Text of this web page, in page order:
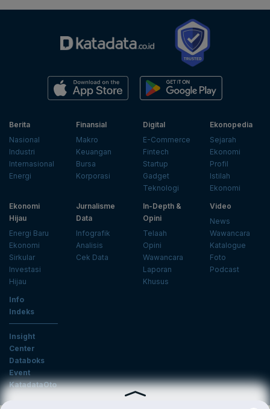
Berita
Nasional
Industri
Internasional
Energi
Finansial
Makro
Keuangan
Bursa
Korporasi
Digital
E-Commerce
Fintech
Startup
Gadget
Teknologi
Ekonopedia
Sejarah
Ekonomi
Profil
Istilah
Ekonomi
Ekonomi
Hijau
Energi Baru
Ekonomi
Sirkular
Investasi
Hijau
Jurnalisme
Data
Infografik
Analisis
Cek Data
In-Depth &
Opini
Telaah
Opini
Wawancara
Laporan
Khusus
Video
News
Wawancara
Katalogue
Foto
Podcast
Info
Indeks
Insight
Center
Databoks
Event
KatadataOto